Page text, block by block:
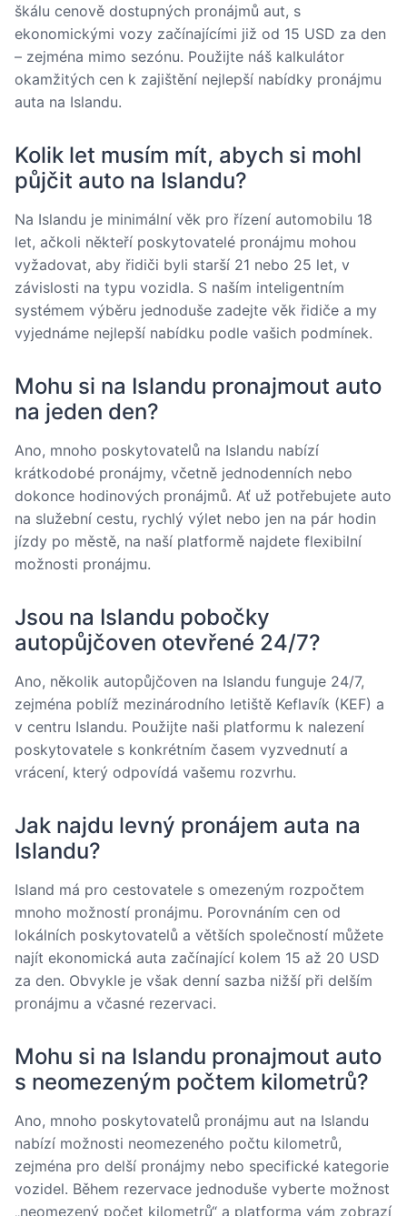
škálu cenově dostupných pronájmů aut, s
ekonomickými vozy začínajícími již od 15 USD za den
– zejména mimo sezónu. Použijte náš kalkulátor
okamžitých cen k zajištění nejlepší nabídky pronájmu
auta na Islandu.
Kolik let musím mít, abych si mohl
půjčit auto na Islandu?
Na Islandu je minimální věk pro řízení automobilu 18
let, ačkoli někteří poskytovatelé pronájmu mohou
vyžadovat, aby řidiči byli starší 21 nebo 25 let, v
závislosti na typu vozidla. S naším inteligentním
systémem výběru jednoduše zadejte věk řidiče a my
vyjednáme nejlepší nabídku podle vašich podmínek.
Mohu si na Islandu pronajmout auto
na jeden den?
Ano, mnoho poskytovatelů na Islandu nabízí
krátkodobé pronájmy, včetně jednodenních nebo
dokonce hodinových pronájmů. Ať už potřebujete auto
na služební cestu, rychlý výlet nebo jen na pár hodin
jízdy po městě, na naší platformě najdete flexibilní
možnosti pronájmu.
Jsou na Islandu pobočky
autopůjčoven otevřené 24/7?
Ano, několik autopůjčoven na Islandu funguje 24/7,
zejména poblíž mezinárodního letiště Keflavík (KEF) a
v centru Islandu. Použijte naši platformu k nalezení
poskytovatele s konkrétním časem vyzvednutí a
vrácení, který odpovídá vašemu rozvrhu.
Jak najdu levný pronájem auta na
Islandu?
Island má pro cestovatele s omezeným rozpočtem
mnoho možností pronájmu. Porovnáním cen od
lokálních poskytovatelů a větších společností můžete
najít ekonomická auta začínající kolem 15 až 20 USD
za den. Obvykle je však denní sazba nižší při delším
pronájmu a včasné rezervaci.
Mohu si na Islandu pronajmout auto
s neomezeným počtem kilometrů?
Ano, mnoho poskytovatelů pronájmu aut na Islandu
nabízí možnosti neomezeného počtu kilometrů,
zejména pro delší pronájmy nebo specifické kategorie
vozidel. Během rezervace jednoduše vyberte možnost
„neomezený počet kilometrů“ a platforma vám zobrazí